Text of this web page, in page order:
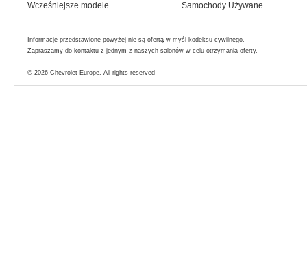
Wcześniejsze modele
Samochody Używane
Informacje przedstawione powyżej nie są ofertą w myśl kodeksu cywilnego.
Zapraszamy do kontaktu z jednym z naszych salonów w celu otrzymania oferty.
© 2026 Chevrolet Europe. All rights reserved